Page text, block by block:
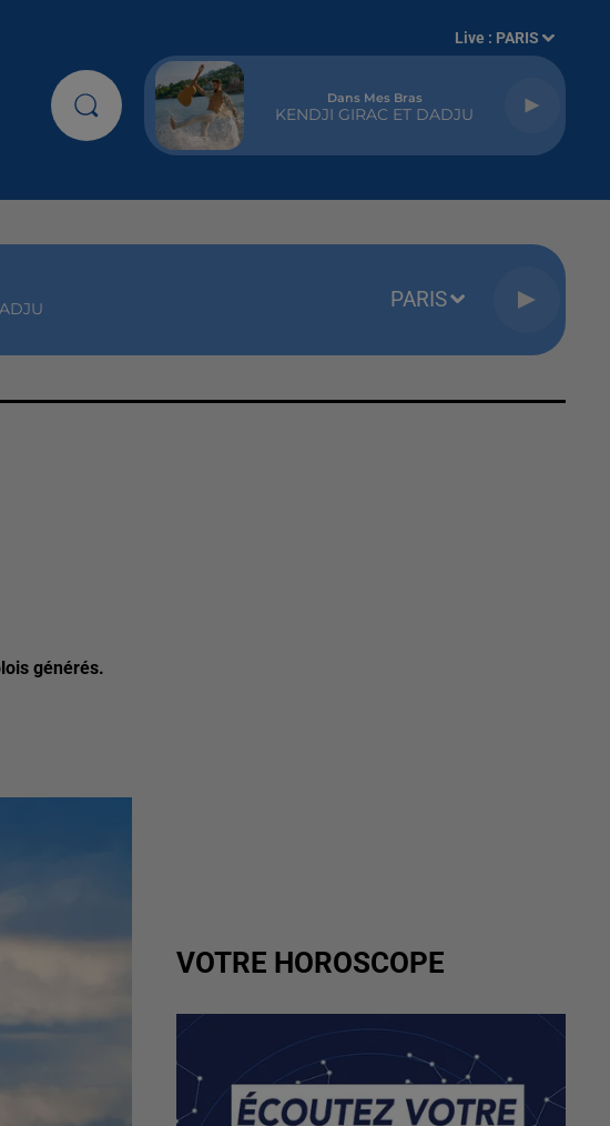
Live : PARIS
Dans Mes Bras
KENDJI GIRAC ET DADJU
PARIS
générés.
VOTRE HOROSCOPE